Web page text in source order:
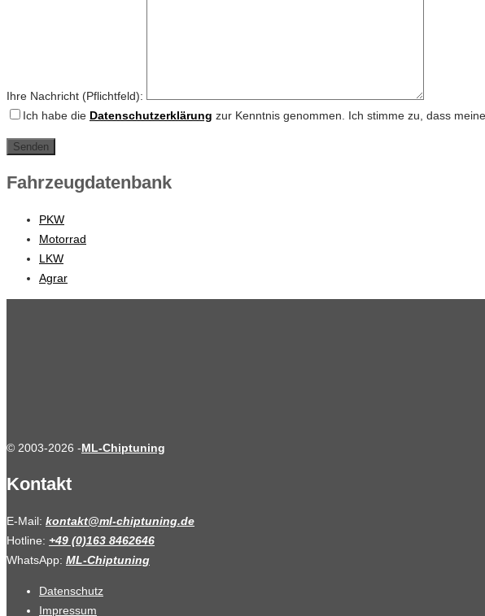
Ihre Nachricht (Pflichtfeld):
Ich habe die Datenschutzerklärung zur Kenntnis genommen. Ich stimme zu, dass
Fahrzeugdatenbank
PKW
Motorrad
LKW
Agrar
© 2003-2026 -ML-Chiptuning
Kontakt
E-Mail: kontakt@ml-chiptuning.de
Hotline: +49 (0)163 8462646
WhatsApp: ML-Chiptuning
Datenschutz
Impressum